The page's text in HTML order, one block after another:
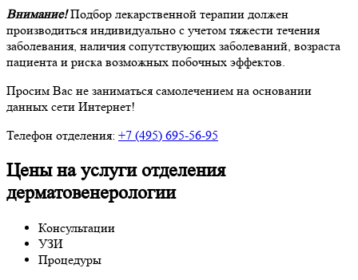
Внимание!Подбор лекарственной терапии должен
производиться индивидуально с учетом тяжести течения
заболевания, наличия сопутствующих заболеваний, возраста
пациента и риска возможных побочных эффектов.
Просим Вас не заниматься самолечением на основании
данных сети Интернет!
Телефон отделения: +7 (495) 695-56-95
Цены на услуги отделения
дерматовенерологии
Консультации
УЗИ
Процедуры